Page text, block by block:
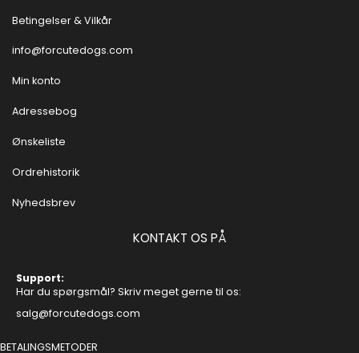
Betingelser & Vilkår
info@forcutedogs.com
Min konto
Adressebog
Ønskeliste
Ordrehistorik
Nyhedsbrev
KONTAKT OS PÅ
Support:
Har du spørgsmål? Skriv meget gerne til os:
salg@forcutedogs.com
BETALINGSMETODER